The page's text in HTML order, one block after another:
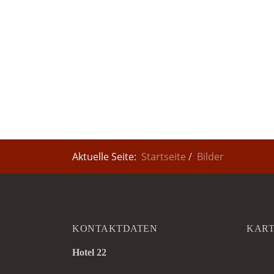
Aktuelle Seite: Startseite Bilder
KONTAKTDATEN
Hotel 22